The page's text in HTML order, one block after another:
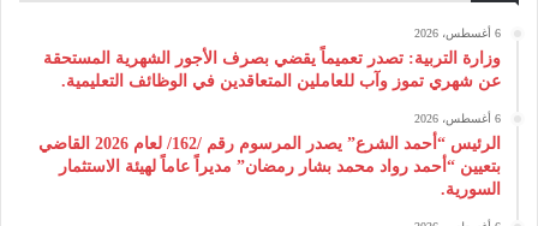
6 أغسطس، 2026
وزارة التربية: تصدر تعميماً يقضي بصرف الأجور الشهرية المستحقة
عن شهري تموز وآب للعاملين المتعاقدين في الوظائف التعليمية.
6 أغسطس، 2026
الرئيس “أحمد الشرع” يصدر المرسوم رقم /162/ لعام 2026 ‌القاضي
بتعيين “أحمد رواد محمد بشار رمضان” مديراً عاماً لهيئة ‌الاستثمار
السورية.